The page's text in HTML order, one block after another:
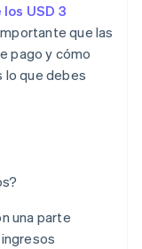
USD 3
que las
pago y cómo
lo que debes
una parte